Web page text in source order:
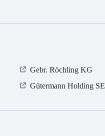
Gebr. Röchling KG
Gütermann Holding SE